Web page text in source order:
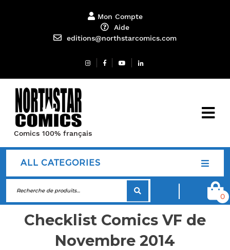
Mon Compte
Aide
editions@northstarcomics.com
Comics 100% français
ALL CATEGORIES
0
Checklist Comics VF de
Novembre 2014